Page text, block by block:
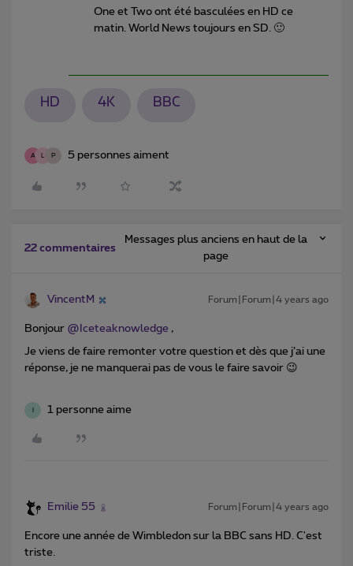
One et Two ont été basculées en HD ce
matin. World News toujours en SD. 🙂
HD 4K BBC
A P 5 personnes aiment
22 commentaires
Messages plus anciens en haut de la
page
VincentM Forum|Forum|4 years ago
Bonjour @Iceteaknowledge ,
Je viens de faire remonter votre question et dès que j’ai une
réponse, je ne manquerai pas de vous le faire savoir 😉
1 personne aime
Emilie 55 Forum|Forum|4 years ago
Encore une année de Wimbledon sur la BBC sans HD. C'est
triste.